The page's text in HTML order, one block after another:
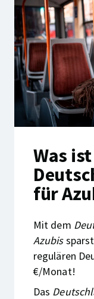
Was
für
Mit dem
Azubissparst
regulären
€/Monat!
Das